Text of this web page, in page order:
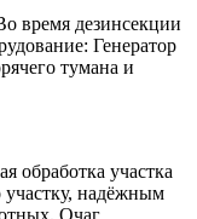
время дезинсекции
Генератор
тумана и
обработка участка
участку, надёжным